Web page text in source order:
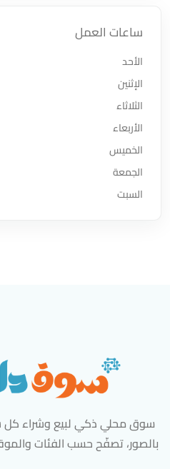
ساعات العمل
الأحد
الإثنين
الثلاثاء
الأربعاء
الخميس
الجمعة
السبت
سوق محلي ذكي لبيع وشراء كل
بالصور، تصفّح حسب الفئات